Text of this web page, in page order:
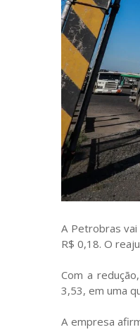
A Petrobras
R$ 0,18. O
Com a
3,53, em uma
A empresa